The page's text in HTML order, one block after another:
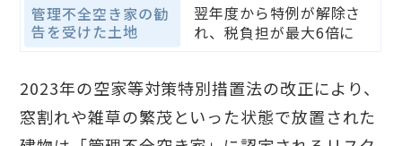
管理不全空き家の勧
告を受けた土地
翌年度から特例が解除さ
れ、税負担が最大6倍に
2023年の空家等対策特別措置法の改正により、
窓割れや雑草の繁茂といった状態で放置された